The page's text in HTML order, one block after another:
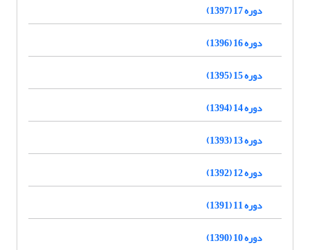
دوره 17 (1397)
دوره 16 (1396)
دوره 15 (1395)
دوره 14 (1394)
دوره 13 (1393)
دوره 12 (1392)
دوره 11 (1391)
دوره 10 (1390)